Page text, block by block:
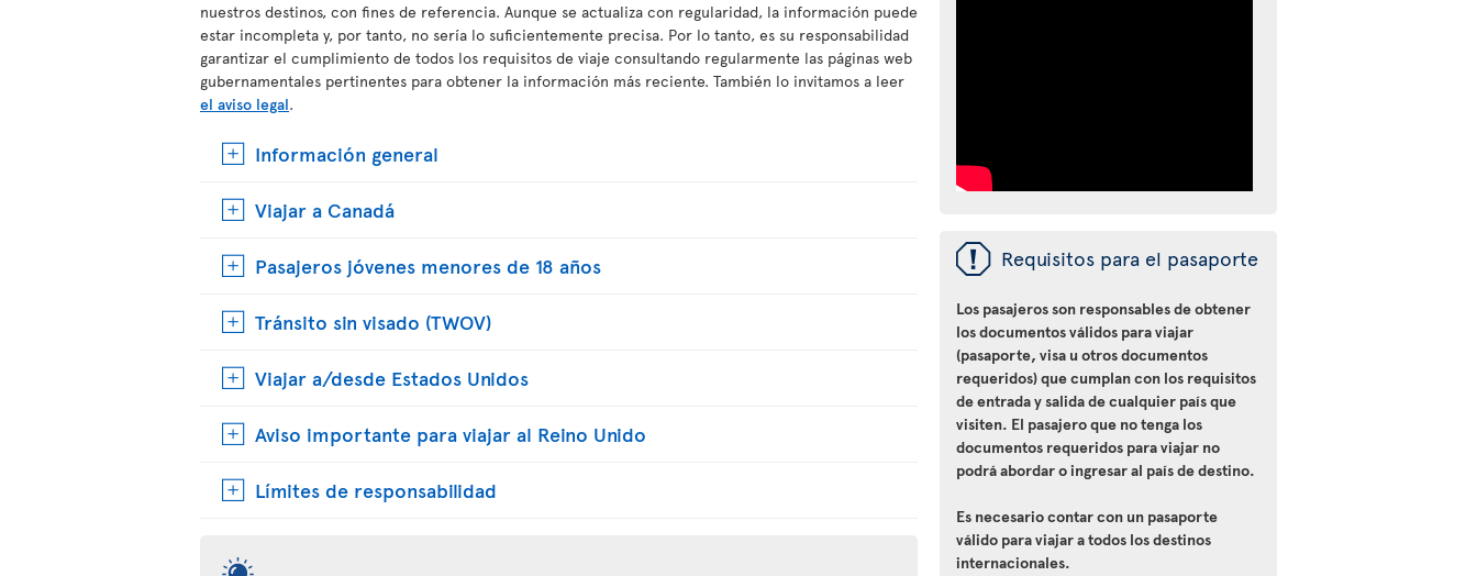
nuestros destinos, con fines de referencia. Aunque se actualiza con regularidad, la información puede
estar incompleta y, por tanto, no sería lo suficientemente precisa. Por lo tanto, es su responsabilidad
garantizar el cumplimiento de todos los requisitos de viaje consultando regularmente las páginas web
gubernamentales pertinentes para obtener la información más reciente. También lo invitamos a leer
el aviso legal.
Información general
Viajar a Canadá
Pasajeros jóvenes menores de 18 años
Tránsito sin visado (TWOV)
Viajar a/desde Estados Unidos
Aviso importante para viajar al Reino Unido
Límites de responsabilidad
ü Requisitos para el pasaporte
Los pasajeros son responsables de obtener
los documentos válidos para viajar
(pasaporte, visa u otros documentos
requeridos) que cumplan con los requisitos
de entrada y salida de cualquier país que
visiten. El pasajero que no tenga los
documentos requeridos para viajar no
podrá abordar o ingresar al país de destino.
Es necesario contar con un pasaporte
válido para viajar a todos los destinos
internacionales.